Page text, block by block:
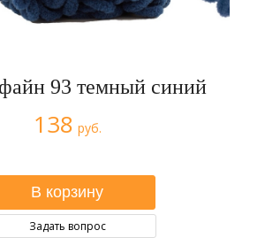
93 темный синий
138 руб.
Задать вопрос